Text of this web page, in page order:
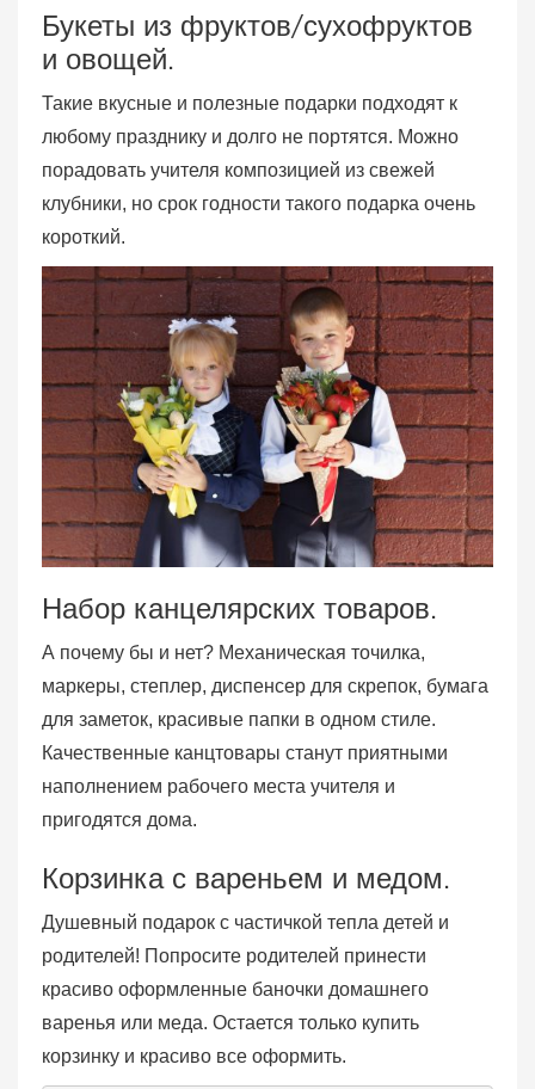
Букеты из фруктов/сухофруктов
и овощей.
Такие вкусные и полезные подарки подходят к
любому празднику и долго не портятся. Можно
порадовать учителя композицией из свежей
клубники, но срок годности такого подарка очень
короткий.
Набор канцелярских товаров.
А почему бы и нет? Механическая точилка,
маркеры, степлер, диспенсер для скрепок, бумага
для заметок, красивые папки в одном стиле.
Качественные канцтовары станут приятными
наполнением рабочего места учителя и
пригодятся дома.
Корзинка с вареньем и медом.
Душевный подарок c частичкой тепла детей и
родителей! Попросите родителей принести
красиво оформленные баночки домашнего
варенья или меда. Остается только купить
корзинку и красиво все оформить.